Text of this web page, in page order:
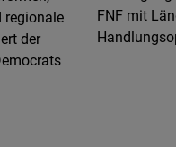
regionale
der
FNF mit